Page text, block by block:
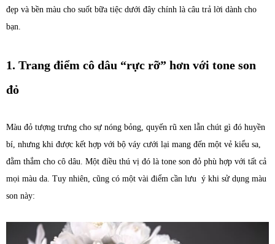
đẹp và bền màu cho suốt bữa tiệc dưới đây chính là câu trả lời dành cho
bạn.
1. Trang điểm cô dâu “rực rỡ” hơn với tone son
đỏ
Màu đỏ tượng trưng cho sự nóng bỏng, quyến rũ xen lẫn chút gì đó huyền
bí, nhưng khi được kết hợp với bộ váy cưới lại mang đến một vẻ kiểu sa,
đằm thắm cho cô dâu. Một điều thú vị đó là tone son đỏ phù hợp với tất cả
mọi màu da. Tuy nhiên, cũng có một vài điểm cần lưu ý khi sử dụng màu
son này: